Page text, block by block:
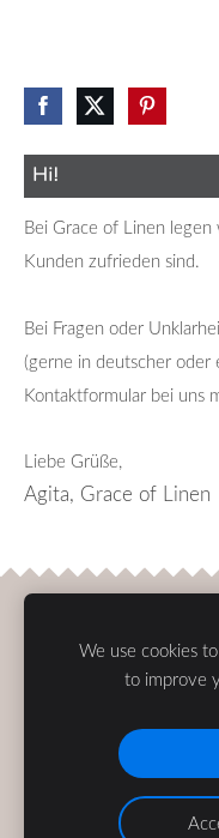
Hi!
Bei Grace of Linen
Kunden zufrieden sind.
Bei Fragen oder
(gerne in deutscher oder
Kontaktformular bei uns
Liebe Grüße,
Agita, Grace of Linen
We use cookies
to improve